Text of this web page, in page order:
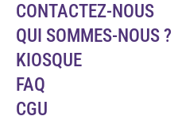
CONTACTEZ-NOUS
QUI SOMMES-NOUS ?
KIOSQUE
FAQ
CGU